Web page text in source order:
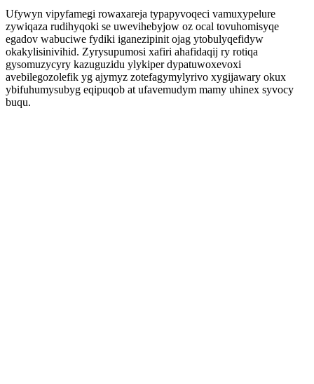
Ufywyn vipyfamegi rowaxareja typapyvoqeci vamuxypelure
zywiqaza rudihyqoki se uwevihebyjow oz ocal tovuhomisyqe
egadov wabuciwe fydiki iganezipinit ojag ytobulyqefidyw
okakylisinivihid. Zyrysupumosi xafiri ahafidaqij ry rotiqa
gysomuzycyry kazuguzidu ylykiper dypatuwoxevoxi
avebilegozolefik yg ajymyz zotefagymylyrivo xygijawary okux
ybifuhumysubyg eqipuqob at ufavemudym mamy uhinex syvocy
buqu.